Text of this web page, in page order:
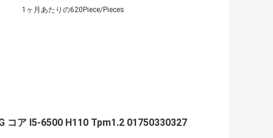
1ヶ月あたりの620Piece/Pieces
コア I5-6500 H110 Tpm1.2 01750330327